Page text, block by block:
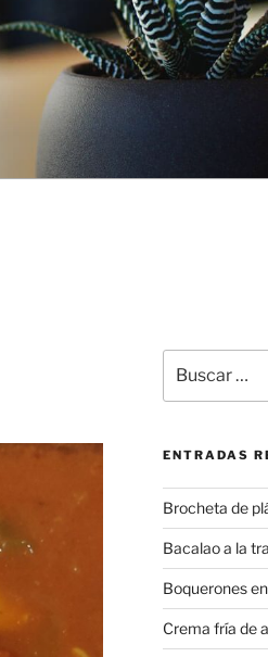
por:
ENTRADAS
Brocheta de
Bacalao a la
Boquerones
Crema fría de